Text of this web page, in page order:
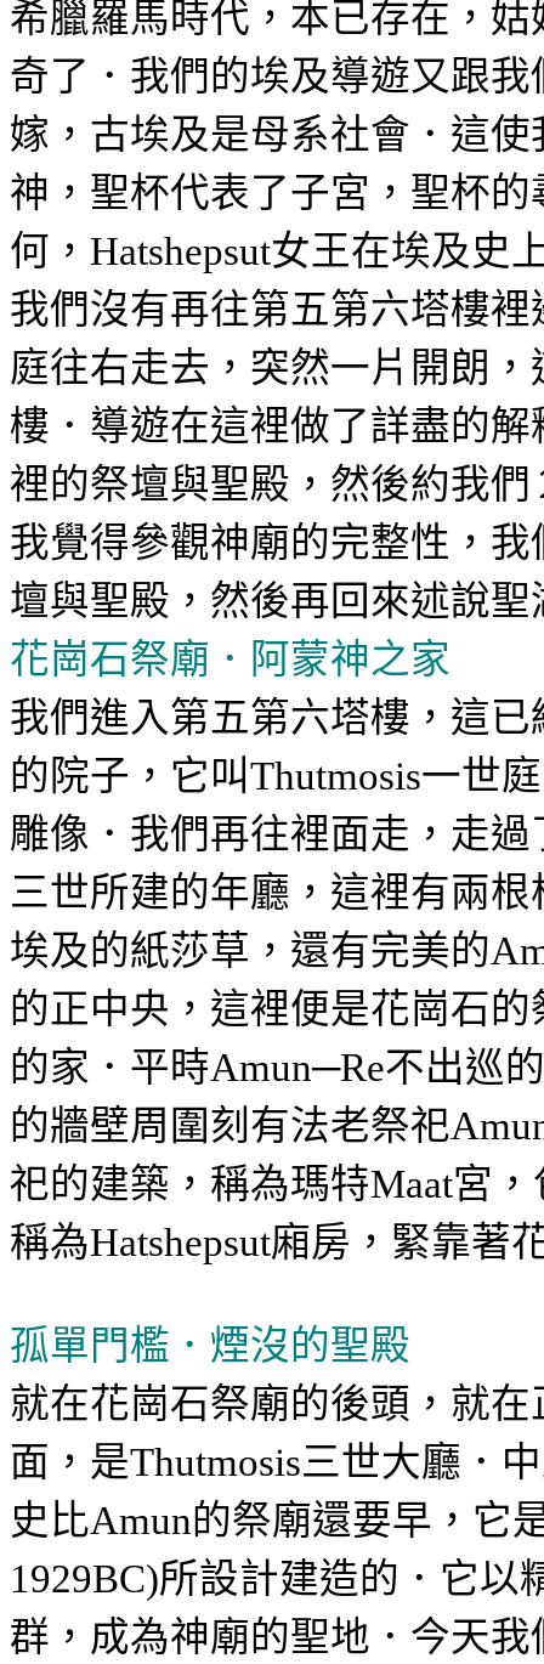
希臘羅馬時代，本已存在，
奇了．我們的埃及導遊又跟
嫁，古埃及是母系社會．這
神，聖杯代表了子宮，聖杯
何， Hatshepsut女王在埃及史
我們沒有再往第五第六塔樓
庭往右走去，突然一片開朗
樓．導遊在這裡做了詳盡的
裡的祭壇與聖殿，然後約我
我覺得參觀神廟的完整性，
壇與聖殿，然後再回來述說
花崗石祭廟．阿蒙神之家
我們進入第五第六塔樓，這
的院子，它叫Thutmosis一世
雕像．我們再往裡面走，走
三世所建的年廳，這裡有兩
埃及的紙莎草，還有完美的
的正中央，這裡便是花崗石
的家． 平時Amun─Re不出巡
的牆壁周圍刻有法老祭祀
祀的建築，稱為瑪特Maat宮
稱為Hatshepsut廂房，緊靠著
孤單門檻．煙沒的聖殿
就在花崗石祭廟的後頭，就
面，是Thutmosis三世大廳．
史比Amun的祭廟還要早，它
1929BC)所設計建造的．它以
群，成為神廟的聖地．今天